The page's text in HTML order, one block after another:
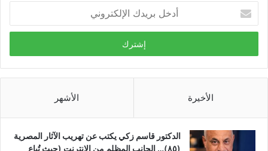
بريدك
الإلكتروني
الأخيرة الأشهر
الدكتور قاسم زكي يكتب عن تهريب الآثار المصرية
(٨٥)… الجانب المظلم من الإنترنت (حيث تُباع